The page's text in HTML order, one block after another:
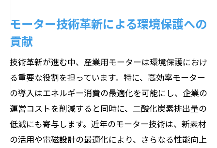
モーター技術革新による環境保護への
貢献
技術革新が進む中、産業用モーターは環境保護におけ
る重要な役割を担っています。特に、高効率モーター
の導入はエネルギー消費の最適化を可能にし、企業の
運営コストを削減すると同時に、二酸化炭素排出量の
低減にも寄与します。近年のモーター技術は、新素材
の活用や電磁設計の最適化により、さらなる性能向上